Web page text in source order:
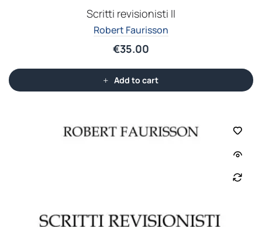
Scritti revisionisti II
Robert Faurisson
€35.00
Add to cart